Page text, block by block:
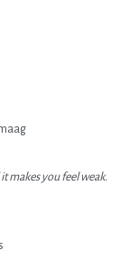
makes you feel weak.